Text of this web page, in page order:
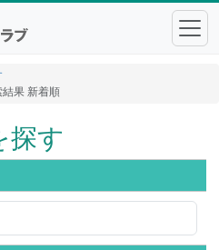
結果 新着順
探す